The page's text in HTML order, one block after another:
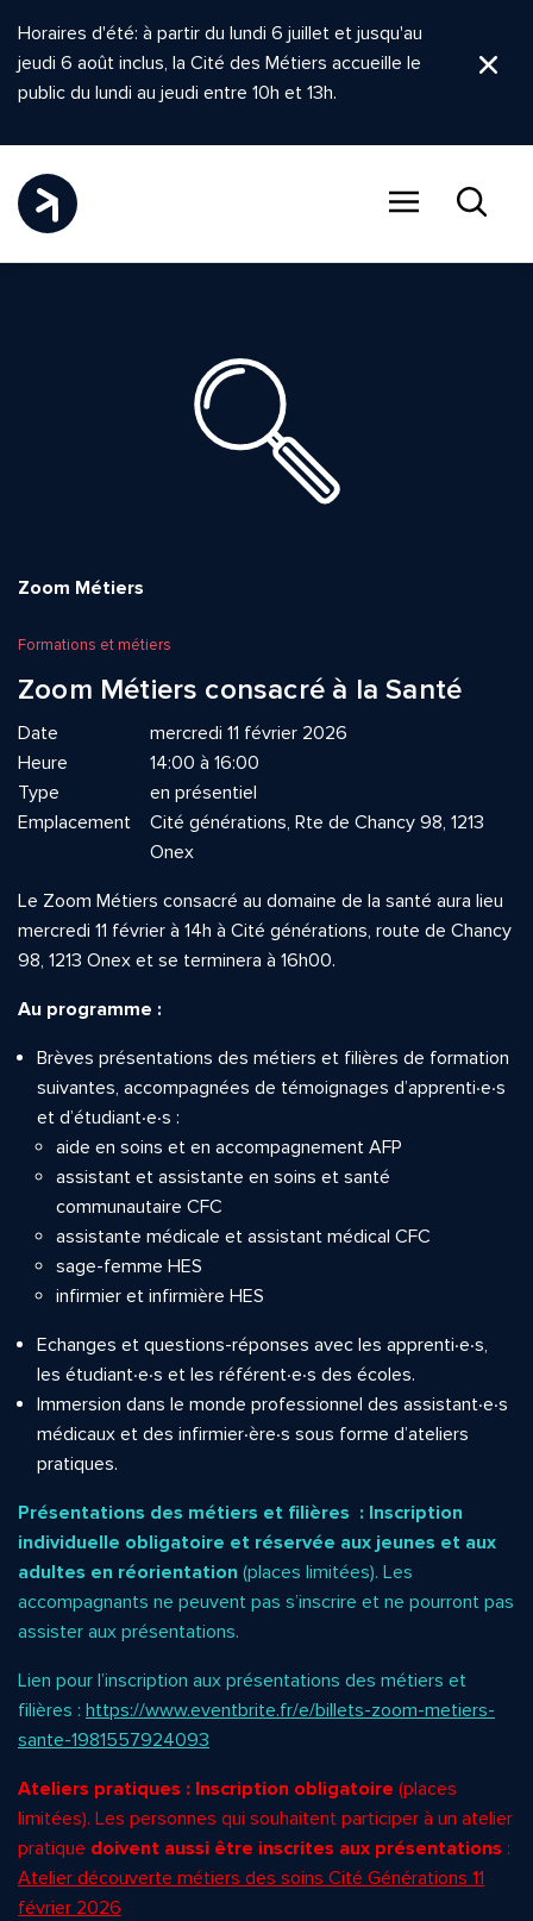
Horaires d'été: à partir du lundi 6 juillet et jusqu'au
jeudi 6 août inclus, la Cité des Métiers accueille le
public du lundi au jeudi entre 10h et 13h.
Zoom Métiers
Formations et métiers
Zoom Métiers consacré à la Santé
Date
mercredi 11 février 2026
Heure
14:00 à 16:00
Type
en présentiel
Emplacement
Cité générations, Rte de Chancy 98, 1213
Onex
Le Zoom Métiers consacré au domaine de la santé aura lieu
mercredi 11 février à 14h à Cité générations, route de Chancy
98, 1213 Onex et se terminera à 16h00.
Au programme :
Brèves présentations des métiers et filières de formation
suivantes, accompagnées de témoignages d’apprenti∙e∙s
et d’étudiant∙e∙s :
aide en soins et en accompagnement AFP
assistant et assistante en soins et santé
communautaire CFC
assistante médicale et assistant médical CFC
sage-femme HES
infirmier et infirmière HES
Echanges et questions-réponses avec les apprenti∙e∙s,
les étudiant∙e∙s et les référent∙e∙s des écoles.
Immersion dans le monde professionnel des assistant∙e∙s
médicaux et des infirmier∙ère∙s sous forme d’ateliers
pratiques.
Présentations des métiers et filières : Inscription
individuelle obligatoire et réservée aux jeunes et aux
adultes en réorientation (places limitées). Les
accompagnants ne peuvent pas s’inscrire et ne pourront pas
assister aux présentations.
Lien pour l’inscription aux présentations des métiers et
filières : https://www.eventbrite.fr/e/billets-zoom-metiers-
sante-1981557924093
Ateliers pratiques : Inscription obligatoire (places
limitées). Les personnes qui souhaitent participer à un atelier
pratique doivent aussi être inscrites aux présentations :
Atelier découverte métiers des soins Cité Générations 11
février 2026